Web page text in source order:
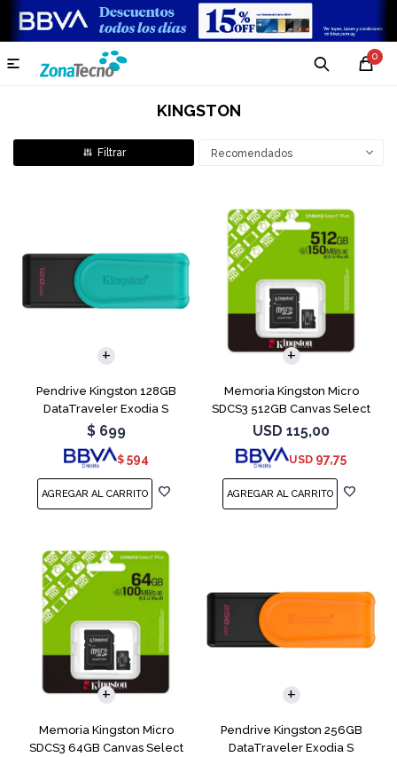
0

KINGSTON
Recomendados
Pendrive Kingston 128GB
DataTraveler Exodia S
Turquesa
$ 699
$ 594
Memoria Kingston Micro
SDCS3 512GB Canvas Select
Plus
USD 115,00
USD 97,75
Memoria Kingston Micro
SDCS3 64GB Canvas Select
Pendrive Kingston 256GB
DataTraveler Exodia S